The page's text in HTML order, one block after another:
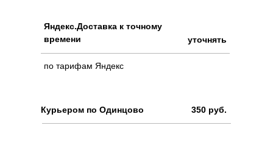
Курьером по Одинцово 350 руб.
Яндекс.Доставка к точному
времени
по тарифам Яндекс
уточнять